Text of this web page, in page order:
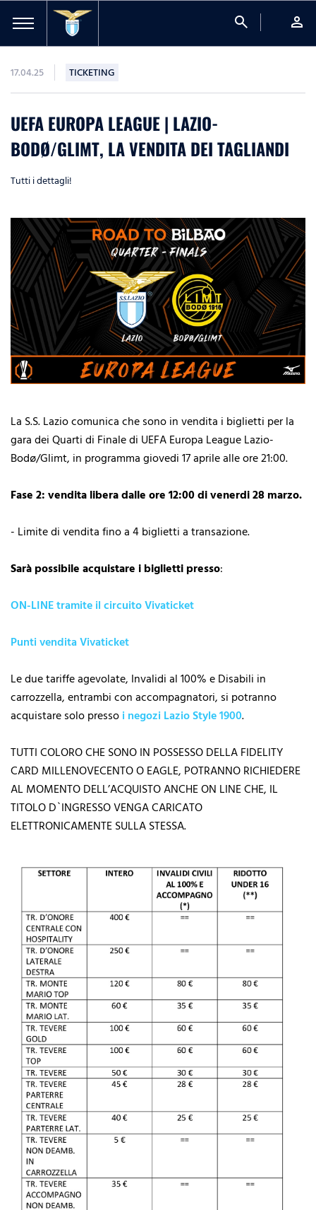
search person
17.04.25 TICKETING
UEFA EUROPA LEAGUE | LAZIO-
BODØ/GLIMT, LA VENDITA DEI TAGLIANDI
Tutti i dettagli!
La S.S. Lazio comunica che sono in vendita i biglietti per la
gara dei Quarti di Finale di UEFA Europa League Lazio-
Bodø/Glimt, in programma giovedi 17 aprile alle ore 21:00.
Fase 2: vendita libera dalle ore 12:00 di venerdi 28 marzo.
- Limite di vendita fino a 4 biglietti a transazione.
Sarà possibile acquistare i biglietti presso:
ON-LINE tramite il circuito Vivaticket
Punti vendita Vivaticket
Le due tariffe agevolate, Invalidi al 100% e Disabili in
carrozzella, entrambi con accompagnatori, si potranno
acquistare solo pressoi negozi Lazio Style 1900.
TUTTI COLORO CHE SONO IN POSSESSO DELLA FIDELITY
CARD MILLENOVECENTO O EAGLE, POTRANNO RICHIEDERE
AL MOMENTO DELL’ACQUISTO ANCHE ON LINE CHE, IL
TITOLO D`INGRESSO VENGA CARICATO
ELETTRONICAMENTE SULLA STESSA.